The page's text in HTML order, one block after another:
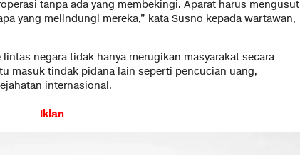
tanpa ada yang membekingi. Aparat harus mengusut
yang melindungi mereka,” kata Susno kepada wartawan,
negara tidak hanya merugikan masyarakat secara
masuk tindak pidana lain seperti pencucian uang,
internasional.
Iklan